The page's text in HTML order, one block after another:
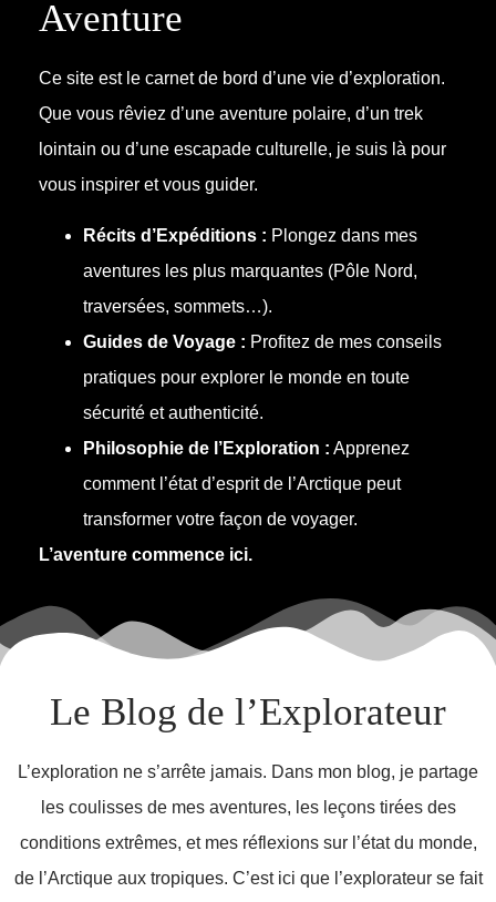
Aventure
Ce site est le carnet de bord d’une vie d’exploration.
Que vous rêviez d’une aventure polaire, d’un trek
lointain ou d’une escapade culturelle, je suis là pour
vous inspirer et vous guider.
Récits d’Expéditions : Plongez dans mes
aventures les plus marquantes (Pôle Nord,
traversées, sommets…).
Guides de Voyage : Profitez de mes conseils
pratiques pour explorer le monde en toute
sécurité et authenticité.
Philosophie de l’Exploration : Apprenez
comment l’état d’esprit de l’Arctique peut
transformer votre façon de voyager.
L’aventure commence ici.
Le Blog de l’Explorateur
L’exploration ne s’arrête jamais. Dans mon blog, je partage
les coulisses de mes aventures, les leçons tirées des
conditions extrêmes, et mes réflexions sur l’état du monde,
de l’Arctique aux tropiques. C’est ici que l’explorateur se fait